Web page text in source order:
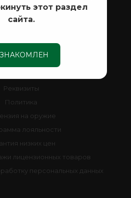
Новости
Реквизиты
Политика
на оружие
лояльности
низких цен
лицензионных товаров
персональных данных
этот раздел
сайта.